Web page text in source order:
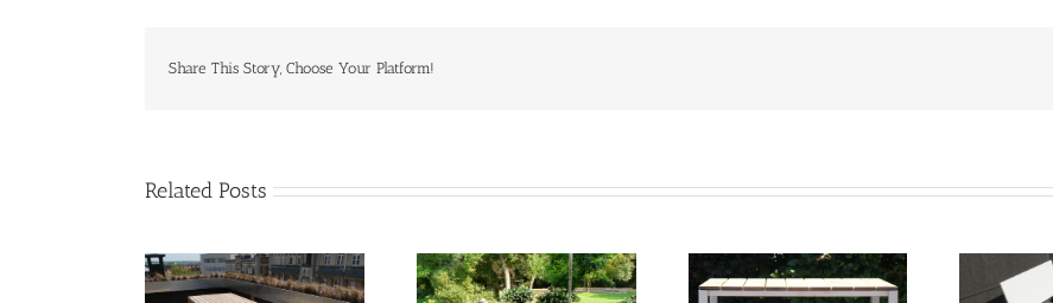
Share This Story, Choose Your Platform!
Related Posts